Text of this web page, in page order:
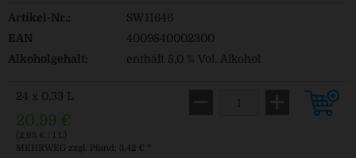
Artikel-Nr.:
SW11646
EAN
4009840002300
Alkoholgehalt:
enthält 5,0 % Vol. Alkohol
24 x 0,33 L
20,99 €
(2,65 € / 1 L)
MEHRWEG zzgl. Pfand: 3,42 € *